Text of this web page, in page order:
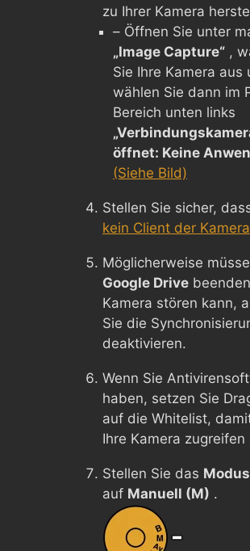
zu Ihrer Kamera
– Öffnen Sie unter
„Image Capture“ ,
Sie Ihre Kamera aus
wählen Sie dann im
Bereich unten links
öffnet: Keine
(Siehe Bild)
Stellen Sie sicher,
kein Client der
Möglicherweise
Google Drive
Kamera stören kann,
Sie die
deaktivieren.
Wenn Sie
haben, setzen Sie
auf die Whitelist,
Ihre Kamera zugreifen
Stellen Sie das
auf Manuell (M) .